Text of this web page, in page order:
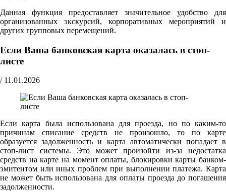
Данная функция предоставляет значительное удобство для
организованных экскурсий, корпоративных мероприятий и
других групповых перемещений.
Если Ваша банковская карта оказалась в стоп-
листе
/ 11.01.2026
Если карта была использована для проезда, но по каким-то
причинам списание средств не произошло, то по карте
образуется задолженность и карта автоматически попадает в
стоп-лист системы. Это может произойти из-за недостатка
средств на карте на момент оплаты, блокировки карты банком-
эмитентом или иных проблем при выполнении платежа. Карта
не может быть использована для оплаты проезда до погашения
задолженности.